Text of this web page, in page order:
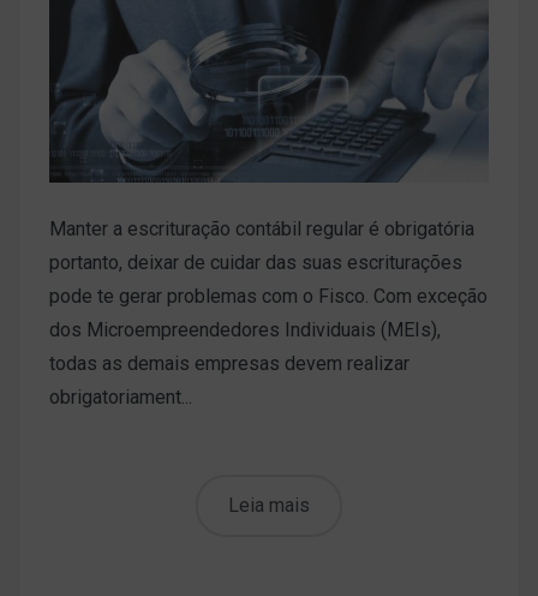
Manter a escrituração contábil regular é obrigatória
portanto, deixar de cuidar das suas escriturações
pode te gerar problemas com o Fisco. Com exceção
dos Microempreendedores Individuais (MEIs),
todas as demais empresas devem realizar
obrigatoriament...
Leia mais